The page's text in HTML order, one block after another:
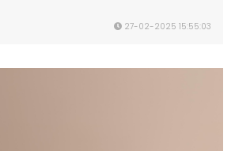
27-02-2025 15:55:03